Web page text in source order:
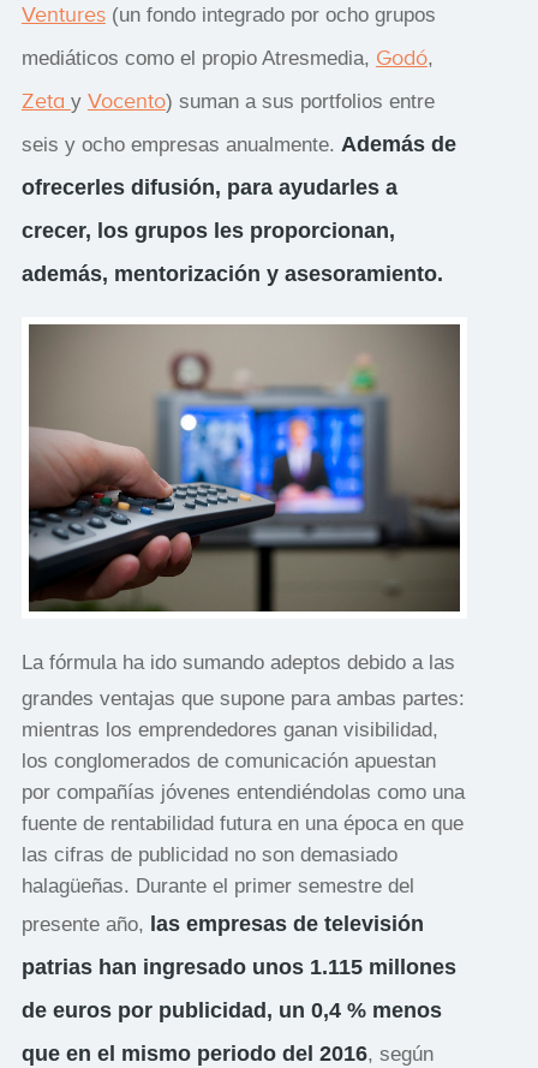
Ventures(un fondo integrado por ocho grupos
mediáticos como el propio Atresmedia, Godó,
Zeta y Vocento) suman a sus portfolios entre
seis y ocho empresas anualmente. Además de
ofrecerles difusión, para ayudarles a
crecer, los grupos les proporcionan,
además, mentorización y asesoramiento.
La fórmula ha ido sumando adeptos debido a las
grandes ventajas que supone para ambas partes:
mientras los emprendedores ganan visibilidad,
los conglomerados de comunicación apuestan
por compañías jóvenes entendiéndolas como una
fuente de rentabilidad futura en una época en que
las cifras de publicidad no son demasiado
halagüeñas. Durante el primer semestre del
presente año, las empresas de televisión
patrias han ingresado unos 1.115 millones
de euros por publicidad, un 0,4 % menos
que en el mismo periodo del 2016, según